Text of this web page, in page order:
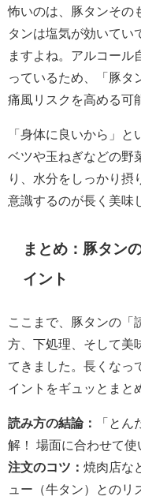
怖いのは、豚タンその
タンは塩気が効いてい
ますよね。アルコール
っているため、「豚タ
痛風リスクを高める可
「身体に良いから」
ベツや玉ねぎなどの野
り、水分をしっかり摂
意識するのが長く美味
まとめ：豚タン
イント
ここまで、豚タンの「
方、下処理、そして美
てきました。長くなっ
イントをギュッとまと
読み方の結論：
「と
解！ 場面に合わせて使
注文のコツ： 焼肉店な
ュー（牛タン）とのリ